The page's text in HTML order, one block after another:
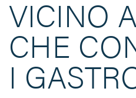
VICINO
CHE
I